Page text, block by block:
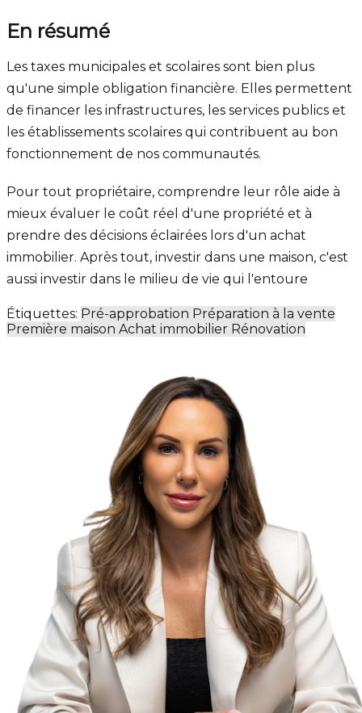
En résumé
Les taxes municipales et scolaires sont bien plus
qu'une simple obligation financière. Elles permettent
de financer les infrastructures, les services publics et
les établissements scolaires qui contribuent au bon
fonctionnement de nos communautés.
Pour tout propriétaire, comprendre leur rôle aide à
mieux évaluer le coût réel d'une propriété et à
prendre des décisions éclairées lors d'un achat
immobilier. Après tout, investir dans une maison, c'est
aussi investir dans le milieu de vie qui l'entoure
Étiquettes: Pré-approbation Préparation à la vente
Première maison Achat immobilier Rénovation